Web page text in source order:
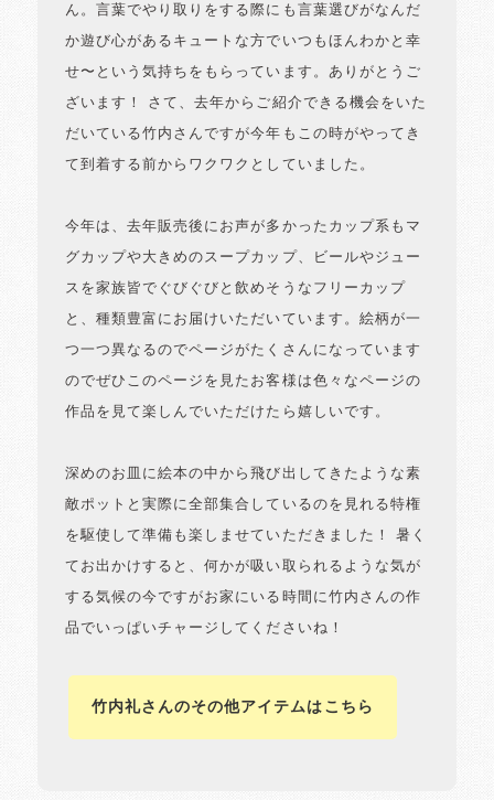
ん。言葉でやり取りをする際にも言葉選びがなんだ
か遊び心があるキュートな方でいつもほんわかと幸
せ〜という気持ちをもらっています。ありがとうご
ざいます！ さて、去年からご紹介できる機会をいた
だいている竹内さんですが今年もこの時がやってき
て到着する前からワクワクとしていました。
今年は、去年販売後にお声が多かったカップ系もマ
グカップや大きめのスープカップ、ビールやジュー
スを家族皆でぐびぐびと飲めそうなフリーカップ
と、種類豊富にお届けいただいています。絵柄が一
つ一つ異なるのでページがたくさんになっています
のでぜひこのページを見たお客様は色々なページの
作品を見て楽しんでいただけたら嬉しいです。
深めのお皿に絵本の中から飛び出してきたような素
敵ポットと実際に全部集合しているのを見れる特権
を駆使して準備も楽しませていただきました！ 暑く
てお出かけすると、何かが吸い取られるような気が
する気候の今ですがお家にいる時間に竹内さんの作
品でいっぱいチャージしてくださいね！
竹内礼さんのその他アイテムはこちら